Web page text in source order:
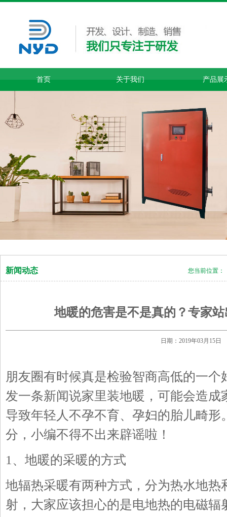
首页 关于我们 产品展
新闻动态 您当前位置：
地暖的危害是不是真的？专家
日期：2019年03月
朋友圈有时候真是检验智商高低的一
发一条新闻说家里装地暖，可能会造
导致年轻人不孕不育、孕妇的胎儿畸
分，小编不得不出来辟谣啦！
1、地暖的采暖的方式
地辐热采暖有两种方式，分为热水地
射，大家应该担心的是电地热的电磁